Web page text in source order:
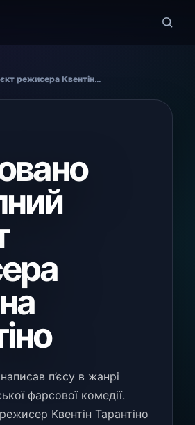
Анонсовано наступний проєкт режисера Квентіна Тарантіно
п’єсу в жанрі
фарсової комедії.
Квентін Тарантіно